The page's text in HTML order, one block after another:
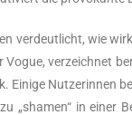
ver­deut­licht, wie
ver­zeich­net
Nut­ze­rin­nen
„shamen“ in einer